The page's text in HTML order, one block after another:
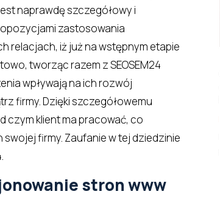
naprawdę szczegółowy i
zastosowania
relacjach, iż już na wstępnym etapie
tworząc razem z SEOSEM24
wpływają na ich rozwój
firmy. Dzięki szczegółowemu
czym klient ma pracować, co
firmy. Zaufanie w tej dziedzinie
stron www